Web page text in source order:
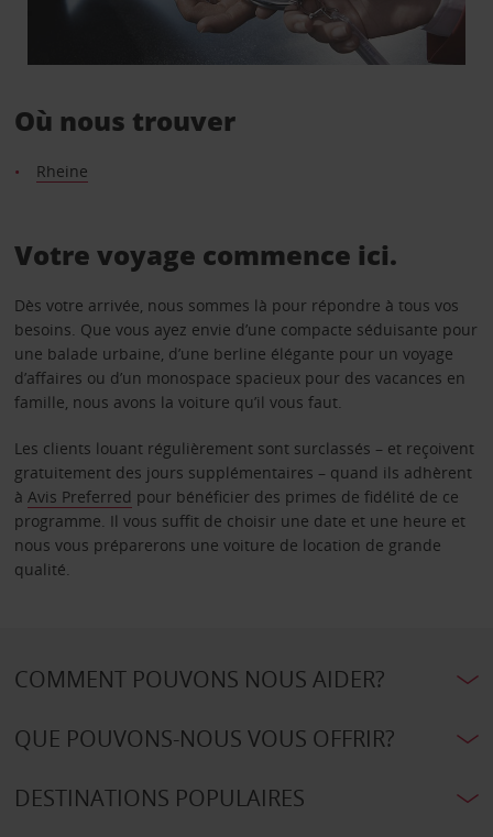
Où nous trouver
Rheine
Votre voyage commence ici.
Dès votre arrivée, nous sommes là pour répondre à tous vos
besoins. Que vous ayez envie d’une compacte séduisante pour
une balade urbaine, d’une berline élégante pour un voyage
d’affaires ou d’un monospace spacieux pour des vacances en
famille, nous avons la voiture qu’il vous faut.
Les clients louant régulièrement sont surclassés – et reçoivent
gratuitement des jours supplémentaires – quand ils adhèrent
à Avis Preferred pour bénéficier des primes de fidélité de ce
programme. Il vous suffit de choisir une date et une heure et
nous vous préparerons une voiture de location de grande
qualité.
COMMENT POUVONS NOUS AIDER?
QUE POUVONS-NOUS VOUS OFFRIR?
DESTINATIONS POPULAIRES